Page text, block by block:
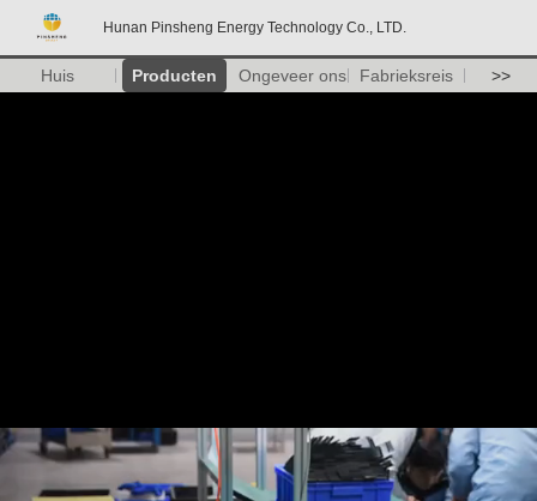
Hunan Pinsheng Energy Technology Co., LTD.
Huis Producten Ongeveer ons Fabrieksreis >>